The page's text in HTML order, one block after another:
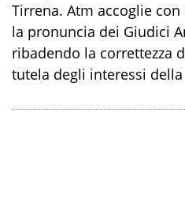
Tirrena. Atm accoglie
la pronuncia dei Giudici
ribadendo la correttezza
tutela degli interessi